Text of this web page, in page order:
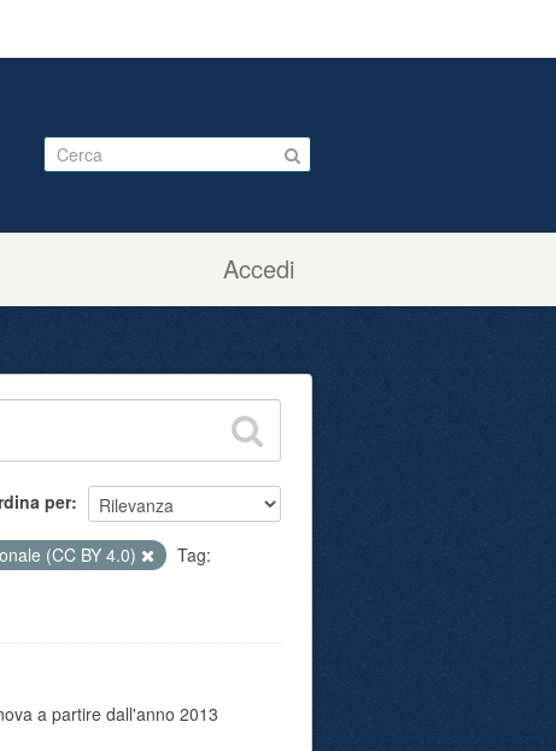
Accedi
per
(CC BY 4.0)
Tag:
a partire dall'anno 2013